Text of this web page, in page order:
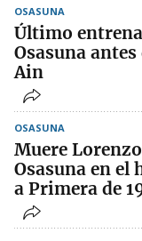
OSASUNA
Último
Osasuna
Ain
OSASUNA
Muere
Osasuna en el
a Primera de